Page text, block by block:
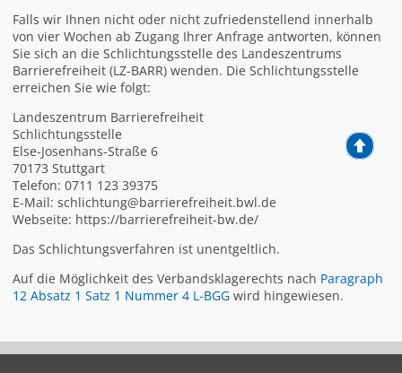
Falls wir Ihnen nicht oder nicht zufriedenstellend innerhalb
von vier Wochen ab Zugang Ihrer Anfrage antworten, können
Sie sich an die Schlichtungsstelle des Landeszentrums
Barrierefreiheit (LZ-BARR) wenden. Die Schlichtungsstelle
erreichen Sie wie folgt:
Landeszentrum Barrierefreiheit
Schlichtungsstelle
Else-Josenhans-Straße 6
70173 Stuttgart
Telefon: 0711 123 39375
E-Mail: schlichtung@barrierefreiheit.bwl.de
Webseite: https://barrierefreiheit-bw.de/
Das Schlichtungsverfahren ist unentgeltlich.
Auf die Möglichkeit des Verbandsklagerechts nach Paragraph
12 Absatz 1 Satz 1 Nummer 4 L-BGG wird hingewiesen.